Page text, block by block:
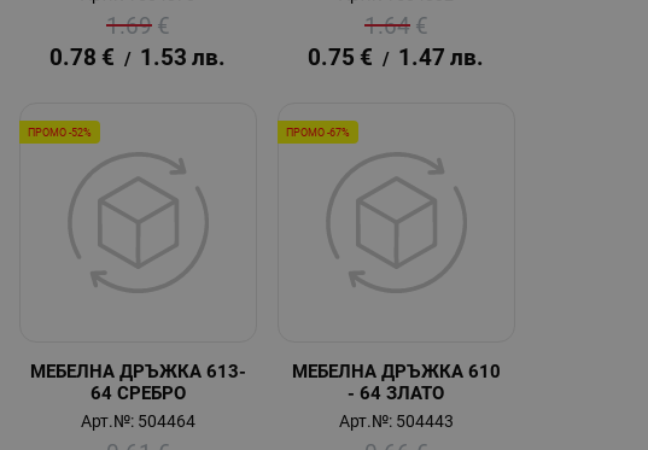
1.69 €
0.78 € / 1.53 лв.
1.64 €
0.75 € / 1.47 лв.
МЕБЕЛНА ДРЪЖКА 613-
64 СРЕБРО
Арт.№: 504464
ПРОМО -52%
МЕБЕЛНА ДРЪЖКА 610
- 64 ЗЛАТО
Арт.№: 504443
ПРОМО -67%